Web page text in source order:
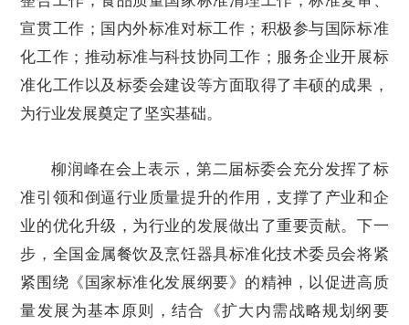
宣贯工作；国内外标准对标工作；积极参与国际标准
化工作；推动标准与科技协同工作；服务企业开展标
准化工作以及标委会建设等方面取得了丰硕的成果，
为行业发展奠定了坚实基础。
柳润峰在会上表示，第二届标委会充分发挥了标
准引领和倒逼行业质量提升的作用，支撑了产业和企
业的优化升级，为行业的发展做出了重要贡献。下一
步，全国金属餐饮及烹饪器具标准化技术委员会将紧
紧围绕《国家标准化发展纲要》的精神，以促进高质
量发展为基本原则，结合《扩大内需战略规划纲要